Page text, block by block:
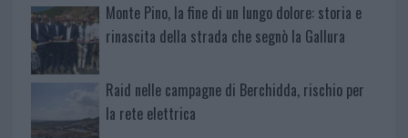
Monte Pino, la fine di un lungo dolore: storia e
rinascita della strada che segnò la Gallura
Raid nelle campagne di Berchidda, rischio per
la rete elettrica